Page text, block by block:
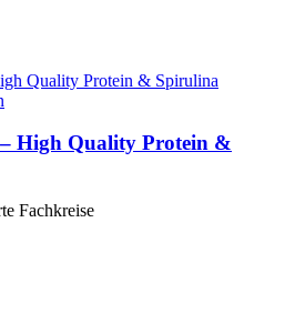
High Quality Protein &
Fachkreise